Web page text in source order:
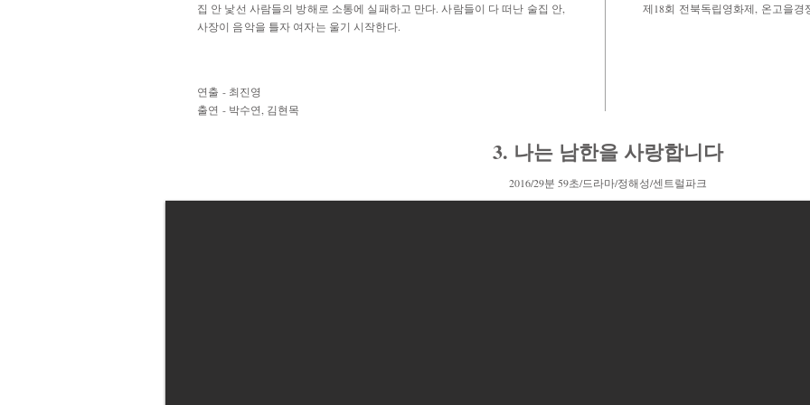
집 안 낯선 사람들의 방해로 소통에 실패하고 만다. 사람들이 다 떠난 술집 안,
사장이 음악을 틀자 여자는 울기 시작한다.
연출 - 최진영
출연 - 박수연, 김현목
제18회 전북독립영화제, 온고을경
3. 나는 남한을 사랑합니다
2016/29분 59초/드라마/정해성/센트럴파크